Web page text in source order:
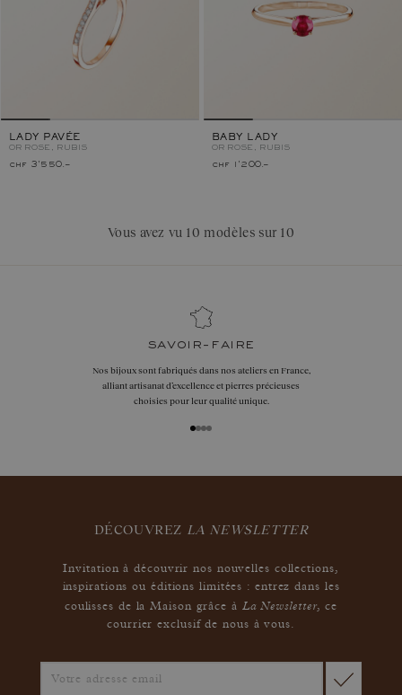
LADY PAVÉE
OR ROSE, RUBIS
chf 3'550.–
BABY LADY
OR ROSE, RUBIS
chf 1'200.–
Vous avez vu 10 modèles sur 10
savoir-faire
Nos bijoux sont fabriqués dans nos ateliers en France,
alliant artisanat d’excellence et pierres précieuses
choisies pour leur qualité unique.
DÉCOUVREZ LA NEWSLETTER
Invitation à découvrir nos nouvelles collections,
inspirations ou éditions limitées : entrez dans les
coulisses de la Maison grâce à La Newsletter,ce
courrier exclusif de nous à vous.